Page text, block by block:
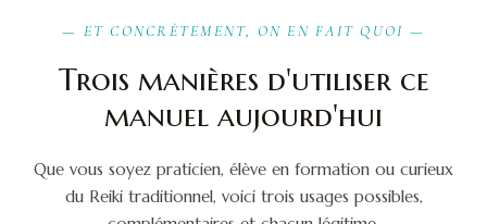
— ET CONCRÈTEMENT, ON EN FAIT QUOI —
Trois manières d'utiliser ce
manuel aujourd'hui
Que vous soyez praticien, élève en formation ou curieux
du Reiki traditionnel, voici trois usages possibles,